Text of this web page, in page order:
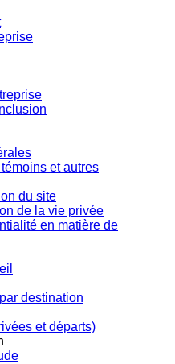
et autres
du site
de la vie privée
en matière de
destination
et départs)